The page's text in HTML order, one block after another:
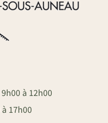
à 12h00
17h00